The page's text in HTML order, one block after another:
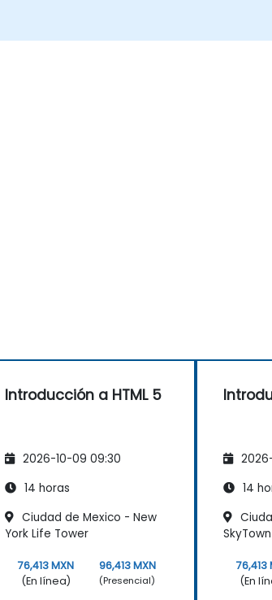
Introducción a HTML 5
2026-10-09 09:30
14 horas
Ciudad de Mexico - New
York Life Tower
76,413 MXN
(En línea)
96,413 MXN
(Presencial)
14
76,413
(En